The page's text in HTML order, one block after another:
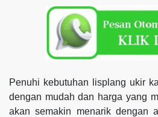
Penuhi kebutuhan lisplang ukir
dengan mudah dan harga yang
akan semakin menarik dengan